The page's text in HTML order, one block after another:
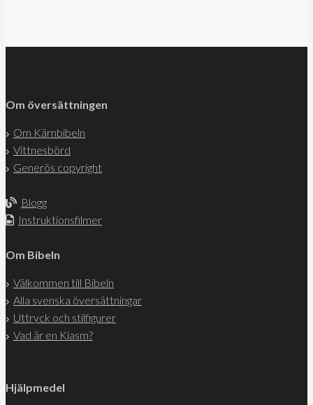
Om översättningen
Om Kärnbibeln
Vittnesbörd
Generös copyright
Blogg
Instruktionsfilmer
Om Bibeln
Välkommen till Bibeln
Alla svenska översättningar
Uttryck och stilfigurer
Vad är en Kiasm?
Hjälpmedel